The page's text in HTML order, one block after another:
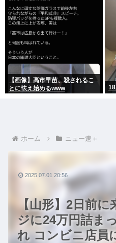
【画像】高市早苗、殺されるこ
とに怯え始めるwww
ホーム ニュー速＋
【山形】2日前
ジに24万円詰ま
れ コンビニ店員
2025.07.01 20:56